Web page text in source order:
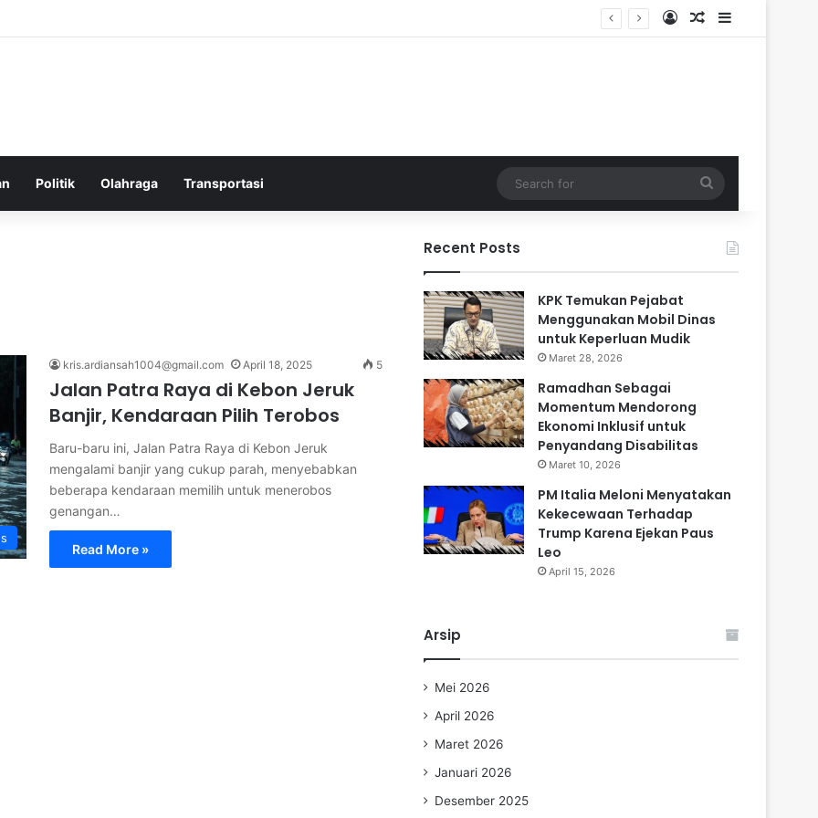
Log InRandom Article
Sidebar
Politik Olahraga Transportasi
for
kris.ardiansah1004@gmail.com April 18, 2025 5
Jalan Patra Raya di Kebon Jeruk
Banjir, Kendaraan Pilih Terobos
Baru-baru ini, Jalan Patra Raya di Kebon Jeruk
mengalami banjir yang cukup parah, menyebabkan
beberapa kendaraan memilih untuk menerobos
genangan…
Read More »
Recent Posts
KPK Temukan Pejabat
Menggunakan Mobil Dinas
untuk Keperluan Mudik
Maret 28, 2026
Ramadhan Sebagai
Momentum Mendorong
Ekonomi Inklusif untuk
Penyandang Disabilitas
Maret 10, 2026
PM Italia Meloni Menyatakan
Kekecewaan Terhadap
Trump Karena Ejekan Paus
Leo
April 15, 2026
Arsip
Mei 2026
April 2026
Maret 2026
Januari 2026
Desember 2025